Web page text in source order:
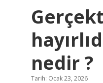
nedir ?
Tarih: Ocak 23, 2026